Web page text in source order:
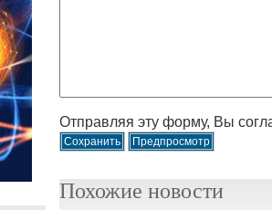
Отправляя эту форму, Вы
Похожие новости